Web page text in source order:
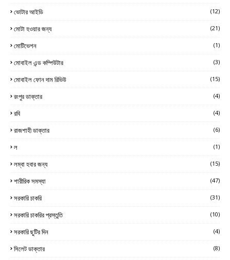
ভোটার আইডি (12)
মোটা হওয়ার জন্য (21)
মোটিভেশন (1)
মোবাইল এন্ড কম্পিউটার (3)
মোবাইল ফোন দাম রিভিউ (15)
রংপুর ডাক্তার (4)
রবি (4)
রাজশাহী ডাক্তার (6)
ল (1)
লম্বা হবার জন্য (15)
শারীরিক সমস্যা (47)
সরকারি চাকরি (31)
সরকারি চাকরির প্রস্তুতি (10)
সরকারি ছুটির দিন (4)
সিলেট ডাক্তার (8)